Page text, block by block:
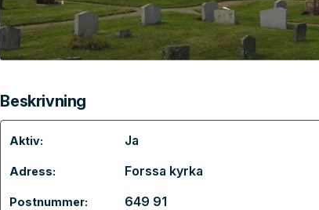
Beskrivning
Aktiv: Ja
Adress: Forssa kyrka
Postnummer: 649 91